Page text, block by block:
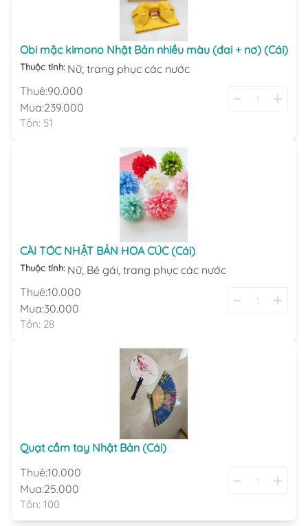
Obi mặc kimono Nhật Bản nhiều màu (đai + nơ) (Cái)
Thuộc tính: Nữ, trang phục các nước
Thuê:90.000
Mua:239.000
Tồn: 51
CÀI TÓC NHẬT BẢN HOA CÚC (Cái)
Thuộc tính: Nữ, Bé gái, trang phục các nước
Thuê:10.000
Mua:30.000
Tồn: 28
Quạt cầm tay Nhật Bản (Cái)
Thuê:10.000
Mua:25.000
Tồn: 100